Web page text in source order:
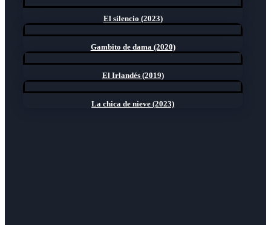
El silencio (2023)
Gambito de dama (2020)
El Irlandés (2019)
La chica de nieve (2023)